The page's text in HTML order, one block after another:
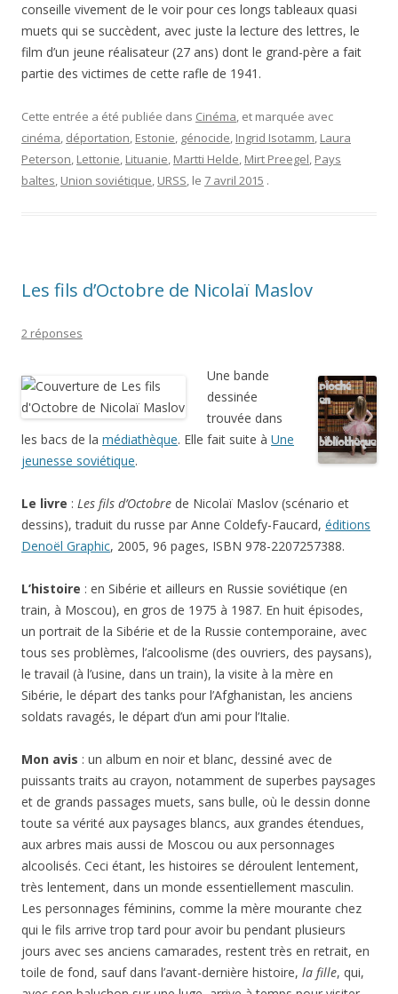
conseille vivement de le voir pour ces longs tableaux quasi
muets qui se succèdent, avec juste la lecture des lettres, le
film d’un jeune réalisateur (27 ans) dont le grand-père a fait
partie des victimes de cette rafle de 1941.
Cette entrée a été publiée dans Cinéma, et marquée avec
cinéma, déportation, Estonie, génocide, Ingrid Isotamm, Laura
Peterson, Lettonie, Lituanie, Martti Helde, Mirt Preegel, Pays
baltes, Union soviétique, URSS, le 7 avril 2015 .
Les fils d’Octobre de Nicolaï Maslov
2 réponses
Une bande
dessinée
trouvée dans
les bacs de la médiathèque. Elle fait suite à Une
jeunesse soviétique.
Le livre : Les fils d’Octobre de Nicolaï Maslov (scénario et
dessins), traduit du russe par Anne Coldefy-Faucard, éditions
Denoël Graphic, 2005, 96 pages, ISBN 978-2207257388.
L’histoire : en Sibérie et ailleurs en Russie soviétique (en
train, à Moscou), en gros de 1975 à 1987. En huit épisodes,
un portrait de la Sibérie et de la Russie contemporaine, avec
tous ses problèmes, l’alcoolisme (des ouvriers, des paysans),
le travail (à l’usine, dans un train), la visite à la mère en
Sibérie, le départ des tanks pour l’Afghanistan, les anciens
soldats ravagés, le départ d’un ami pour l’Italie.
Mon avis : un album en noir et blanc, dessiné avec de
puissants traits au crayon, notamment de superbes paysages
et de grands passages muets, sans bulle, où le dessin donne
toute sa vérité aux paysages blancs, aux grandes étendues,
aux arbres mais aussi de Moscou ou aux personnages
alcoolisés. Ceci étant, les histoires se déroulent lentement,
très lentement, dans un monde essentiellement masculin.
Les personnages féminins, comme la mère mourante chez
qui le fils arrive trop tard pour avoir bu pendant plusieurs
jours avec ses anciens camarades, restent très en retrait, en
toile de fond, sauf dans l’avant-dernière histoire, la fille, qui,